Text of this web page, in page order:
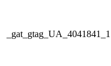
_gat_gtag_UA_4041841_1